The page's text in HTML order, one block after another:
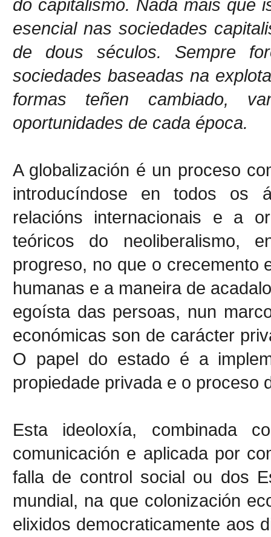
do capitalismo. Nada mais que
esencial nas sociedades
de dous séculos. Sempre
sociedades baseadas na
formas teñen cambiado,
oportunidades de cada época.
A globalización é un proceso
introducíndose en todos os
relacións internacionais e a
teóricos do neoliberalismo,
progreso, no que o crecemento
humanas e a maneira de
egoísta das persoas, nun
económicas son de carácter
O papel do estado é a
propiedade privada e o proceso
Esta ideoloxía, combinada
comunicación e aplicada por
falla de control social ou dos
mundial, na que colonización
elixidos democraticamente aos